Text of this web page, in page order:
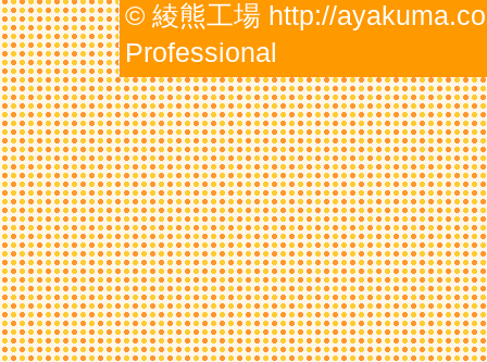
© 綾熊工場 http://
Professional